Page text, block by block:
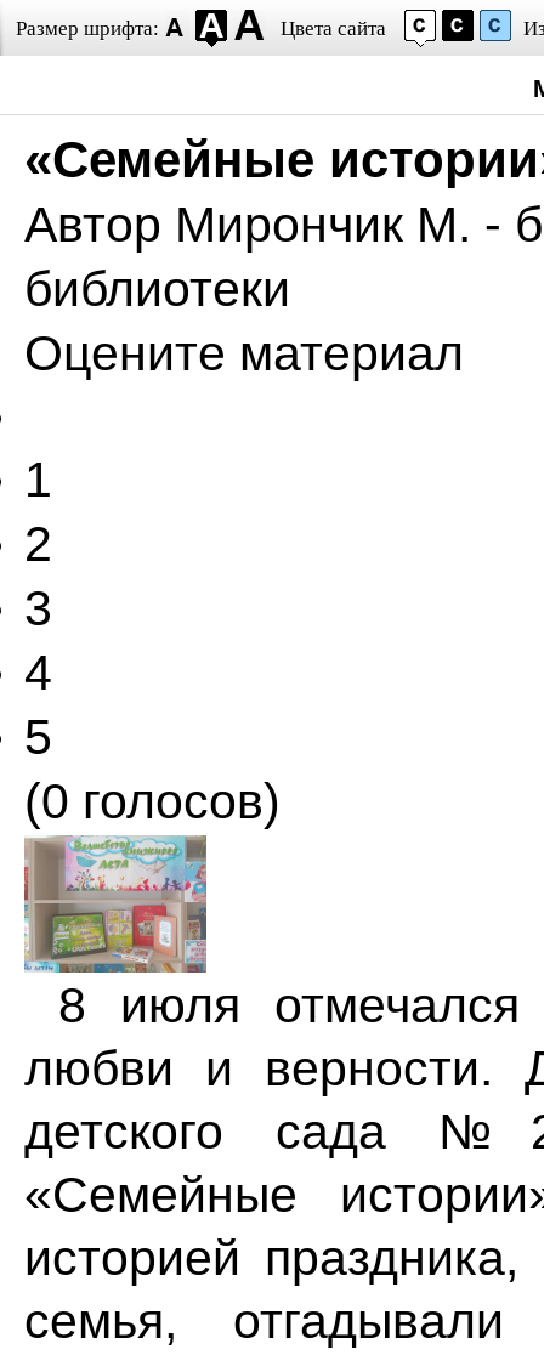
Размер шрифта: Цвета сайта
«Семейные
Автор Мирончик М. -
библиотеки
Оцените материал
1
2
3
4
5
(0 голосов)
8 июля отмечался
любви и верности.
детского сада
«Семейные
историей
семья,